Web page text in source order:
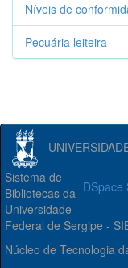
Níveis de
Pecuária leiteira
DSpace
Sistema de
Bibliotecas da
Universidade
Federal de Sergipe -
Núcleo de Tecnologia